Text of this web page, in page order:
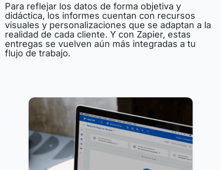
Para reflejar los datos de forma objetiva y
didáctica, los informes cuentan con recursos
visuales y personalizaciones que se adaptan a la
realidad de cada cliente. Y con Zapier, estas
entregas se vuelven aún más integradas a tu
flujo de trabajo.